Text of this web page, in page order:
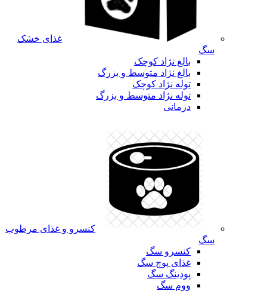
غذای خشک
سگ
بالغ نژاد کوچک
بالغ نژاد متوسط و بزرگ
توله نژاد کوچک
توله نژاد متوسط و بزرگ
درمانی
کنسرو و غذای مرطوب
سگ
کنسرو سگ
غذای پوچ سگ
پودینگ سگ
ووم سگ